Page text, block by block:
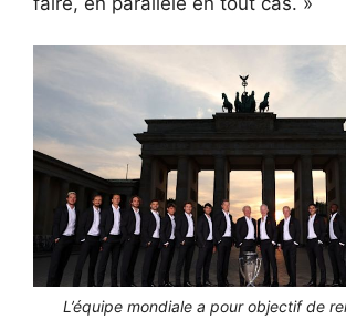
L’équipe mondiale a pour objectif de